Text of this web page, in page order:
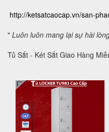
http://ketsatcaocap.vn/san-
" Luôn luôn mang lại sự hài
Tủ Sắt - Két Sắt Giao Hàng